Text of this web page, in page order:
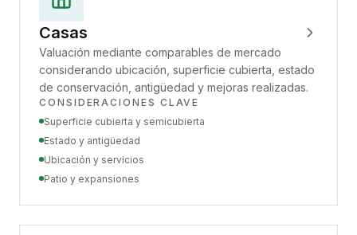
Casas
Valuación mediante comparables de mercado
considerando ubicación, superficie cubierta, estado
de conservación, antigüedad y mejoras realizadas.
CONSIDERACIONES CLAVE
Superficie cubierta y semicubierta
Estado y antigüedad
Ubicación y servicios
Patio y expansiones